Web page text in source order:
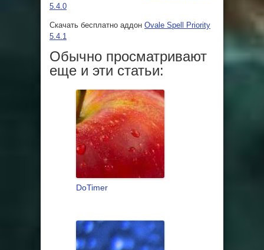
5.4.0
Скачать бесплатно аддон Ovale Spell Priority
5.4.1
Обычно просматривают
еще и эти статьи:
DoTimer